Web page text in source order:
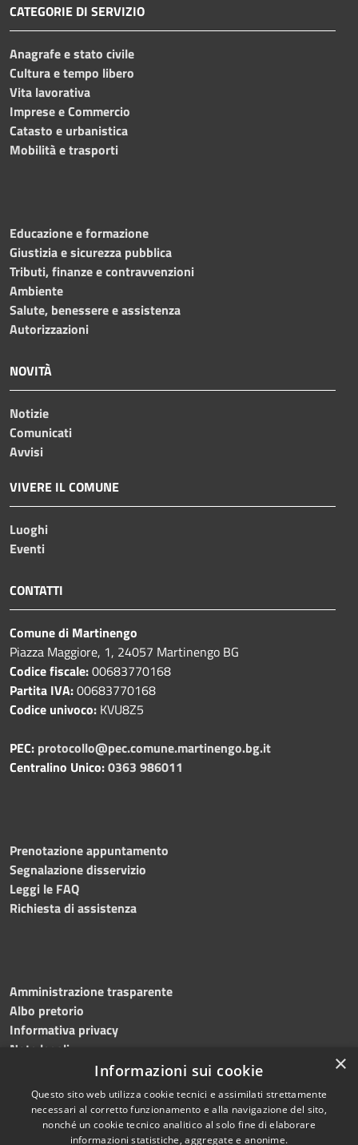
CATEGORIE DI SERVIZIO
Anagrafe e stato civile
Cultura e tempo libero
Vita lavorativa
Imprese e Commercio
Catasto e urbanistica
Mobilità e trasporti
Educazione e formazione
Giustizia e sicurezza pubblica
Tributi, finanze e contravvenzioni
Ambiente
Salute, benessere e assistenza
Autorizzazioni
NOVITÀ
Notizie
Comunicati
Avvisi
VIVERE IL COMUNE
Luoghi
Eventi
CONTATTI
Comune di Martinengo
Piazza Maggiore, 1, 24057 Martinengo BG
Codice fiscale:00683770168
Partita IVA:00683770168
Codice univoco: KVU8Z5
PEC: protocollo@pec.comune.martinengo.bg.it
Centralino Unico:0363 986011
Prenotazione appuntamento
Segnalazione disservizio
Leggi le FAQ
Richiesta di assistenza
Amministrazione trasparente
Albo pretorio
Informativa privacy
Note legali
Dichiarazione di accessibilità
×
Informazioni sui cookie
Questo sito web utilizza cookie tecnici e assimilati strettamente
necessari al corretto funzionamento e alla navigazione del sito,
nonché un cookie tecnico analitico al solo fine di elaborare
informazioni statistiche, aggregate e anonime.